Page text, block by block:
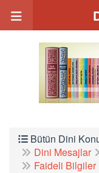
Bütün Dini
Dini Mesajlar
Faideli Bilgiler